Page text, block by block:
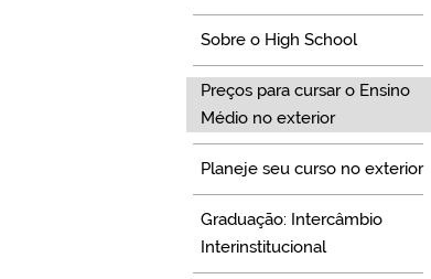
Sobre o High School
Preços para cursar o Ensino
Médio no exterior
Planeje seu curso no exterior
Graduação: Intercâmbio
Interinstitucional